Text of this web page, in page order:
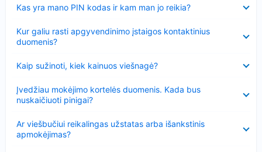
Kas yra mano PIN kodas ir kam man jo reikia?
Kur galiu rasti apgyvendinimo įstaigos kontaktinius
duomenis?
Kaip sužinoti, kiek kainuos viešnagė?
Įvedžiau mokėjimo kortelės duomenis. Kada bus
nuskaičiuoti pinigai?
Ar viešbučiui reikalingas užstatas arba išankstinis
apmokėjimas?